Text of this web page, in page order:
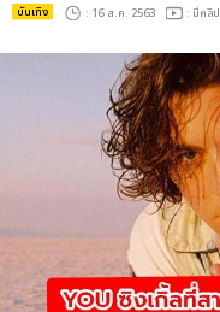
บันเทิง : 16 ส.ค. 2563 : มีคลิป